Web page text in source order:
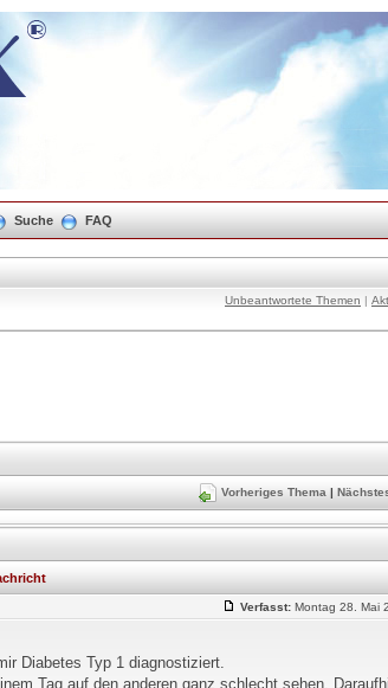
Suche FAQ
Unbeantwortete Themen |
Vorheriges Thema |
Verfasst: Montag 28. Mai
Diabetes Typ 1 diagnostiziert.
Tag auf den anderen ganz schlecht sehen.